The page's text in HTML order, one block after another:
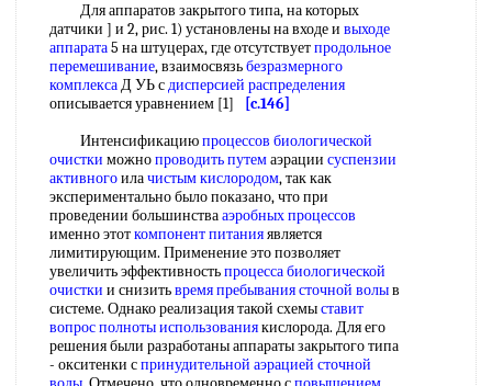
Для аппаратов закрытого типа, на которых
датчики ] и 2, рис. 1) установлены на входе и выходе
аппарата5 на штуцерах, где отсутствуетпродольное
перемешивание, взаимосвязьбезразмерного
комплексаД УЬ сдисперсией распределения
описывается уравнением [1]
[c.146]
Интенсификациюпроцессов биологической
очистки можнопроводить путемаэрации суспензии
активногоилачистым кислородом, так как
экспериментально было показано, что при
проведении большинствааэробных процессов
именно этоткомпонент питанияявляется
лимитирующим. Применение это позволяет
увеличить эффективностьпроцесса биологической
очистки и снизитьвремя пребываниясточной волыв
системе. Однако реализация такой схемыставит
вопросполноты использованиякислорода. Для его
решения были разработаны аппараты закрытого типа
- окситенки спринудительной аэрацией сточной